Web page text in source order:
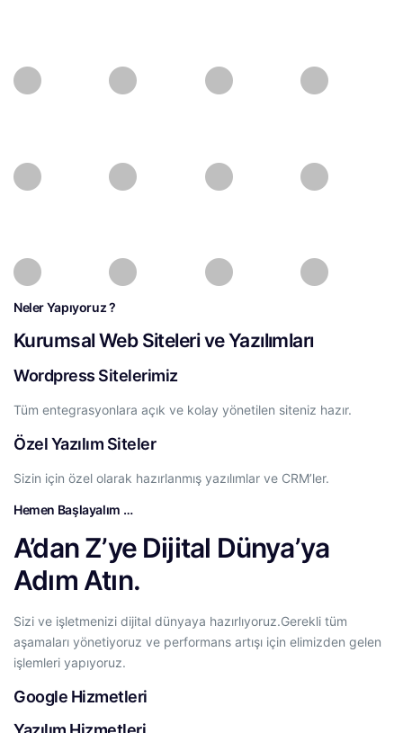
Neler Yapıyoruz ?
Kurumsal Web Siteleri ve Yazılımları
Wordpress Sitelerimiz
Tüm entegrasyonlara açık ve kolay yönetilen siteniz hazır.
Özel Yazılım Siteler
Sizin için özel olarak hazırlanmış yazılımlar ve CRM’ler.
Hemen Başlayalım …
A’dan Z’ye Dijital Dünya’ya
Adım Atın.
Sizi ve işletmenizi dijital dünyaya hazırlıyoruz.Gerekli tüm
aşamaları yönetiyoruz ve performans artışı için elimizden gelen
işlemleri yapıyoruz.
Google Hizmetleri